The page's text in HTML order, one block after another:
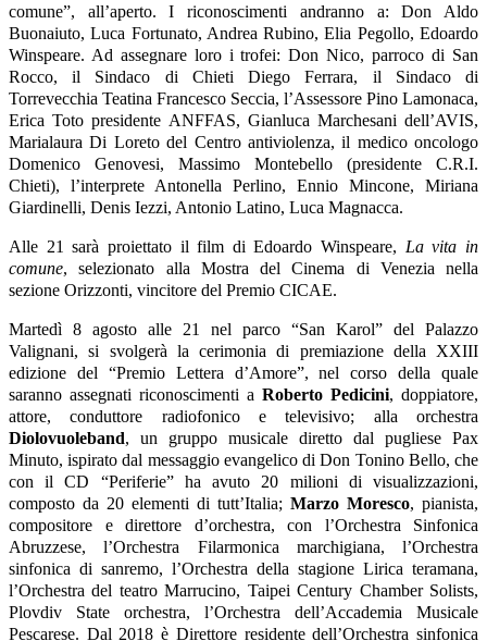
comune”, all’aperto. I riconoscimenti andranno a: Don Aldo
Buonaiuto, Luca Fortunato, Andrea Rubino, Elia Pegollo, Edoardo
Winspeare. Ad assegnare loro i trofei: Don Nico, parroco di San
Rocco, il Sindaco di Chieti Diego Ferrara, il Sindaco di
Torrevecchia Teatina Francesco Seccia, l’Assessore Pino Lamonaca,
Erica Toto presidente ANFFAS, Gianluca Marchesani dell’AVIS,
Marialaura Di Loreto del Centro antiviolenza, il medico oncologo
Domenico Genovesi, Massimo Montebello (presidente C.R.I.
Chieti), l’interprete Antonella Perlino, Ennio Mincone, Miriana
Giardinelli, Denis Iezzi, Antonio Latino, Luca Magnacca.
Alle 21 sarà proiettato il film di Edoardo Winspeare, La vita in
comune, selezionato alla Mostra del Cinema di Venezia nella
sezione Orizzonti, vincitore del Premio CICAE.
Martedì 8 agosto alle 21 nel parco “San Karol” del Palazzo
Valignani, si svolgerà la cerimonia di premiazione della XXIII
edizione del “Premio Lettera d’Amore”, nel corso della quale
saranno assegnati riconoscimenti a Roberto Pedicini, doppiatore,
attore, conduttore radiofonico e televisivo; alla orchestra
Diolovuoleband, un gruppo musicale diretto dal pugliese Pax
Minuto, ispirato dal messaggio evangelico di Don Tonino Bello, che
con il CD “Periferie” ha avuto 20 milioni di visualizzazioni,
composto da 20 elementi di tutt’Italia; Marzo Moresco, pianista,
compositore e direttore d’orchestra, con l’Orchestra Sinfonica
Abruzzese, l’Orchestra Filarmonica marchigiana, l’Orchestra
sinfonica di sanremo, l’Orchestra della stagione Lirica teramana,
l’Orchestra del teatro Marrucino, Taipei Century Chamber Solists,
Plovdiv State orchestra, l’Orchestra dell’Accademia Musicale
Pescarese. Dal 2018 è Direttore residente dell’Orchestra sinfonica